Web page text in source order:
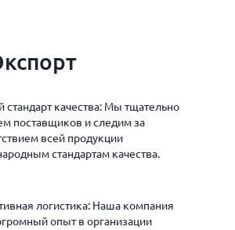
качества: Мы тщательно
поставщиков и следим за
всей продукции
стандартам качества.
логистика: Наша компания
опыт в организации